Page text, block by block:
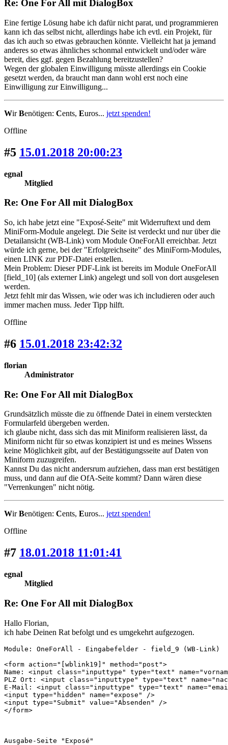
Re: One For All mit DialogBox
Eine fertige Lösung habe ich dafür nicht parat, und programmieren
kann ich das selbst nicht, allerdings habe ich evtl. ein Projekt, für
das ich auch so etwas gebrauchen könnte. Vielleicht hat ja jemand
anderes so etwas ähnliches schonmal entwickelt und/oder wäre
bereit, dies ggf. gegen Bezahlung bereitzustellen?
Wegen der globalen Einwilligung müsste allerdings ein Cookie
gesetzt werden, da braucht man dann wohl erst noch eine
Einwilligung zur Einwilligung...
WirBenötigen: Cents, Euros... jetzt spenden!
Offline
#5 15.01.2018 20:00:23
egnal
Mitglied
Re: One For All mit DialogBox
So, ich habe jetzt eine "Exposé-Seite" mit Widerruftext und dem
MiniForm-Module angelegt. Die Seite ist verdeckt und nur über die
Detailansicht (WB-Link) vom Module OneForAll erreichbar. Jetzt
würde ich gerne, bei der "Erfolgreichseite" des MiniForm-Modules,
einen LINK zur PDF-Datei erstellen.
Mein Problem: Dieser PDF-Link ist bereits im Module OneForAll
[field_10] (als externer Link) angelegt und soll von dort ausgelesen
werden.
Jetzt fehlt mir das Wissen, wie oder was ich includieren oder auch
immer machen muss. Jeder Tipp hilft.
Offline
#6 15.01.2018 23:42:32
florian
Administrator
Re: One For All mit DialogBox
Grundsätzlich müsste die zu öffnende Datei in einem versteckten
Formularfeld übergeben werden.
ich glaube nicht, dass sich das mit Miniform realisieren lässt, da
Miniform nicht für so etwas konzipiert ist und es meines Wissens
keine Möglichkeit gibt, auf der Bestätigungsseite auf Daten von
Miniform zuzugreifen.
Kannst Du das nicht andersrum aufziehen, dass man erst bestätigen
muss, und dann auf die OfA-Seite kommt? Dann wären diese
"Verrenkungen" nicht nötig.
WirBenötigen: Cents, Euros... jetzt spenden!
Offline
#7 18.01.2018 11:01:41
egnal
Mitglied
Re: One For All mit DialogBox
Hallo Florian,
ich habe Deinen Rat befolgt und es umgekehrt aufgezogen.
Module: OneForAll - Eingabefelder - field_9 (WB-Link)
<form action="[wblink19]" method="post">
Name: <input class="inputtype" type="text"
PLZ Ort: <input class="inputtype" type="text"
E-Mail: <input class="inputtype" type="text"
<input type="hidden" name="expose" />
<input type="Submit" value="Absenden" />
</form>
Ausgabe-Seite "Exposé"